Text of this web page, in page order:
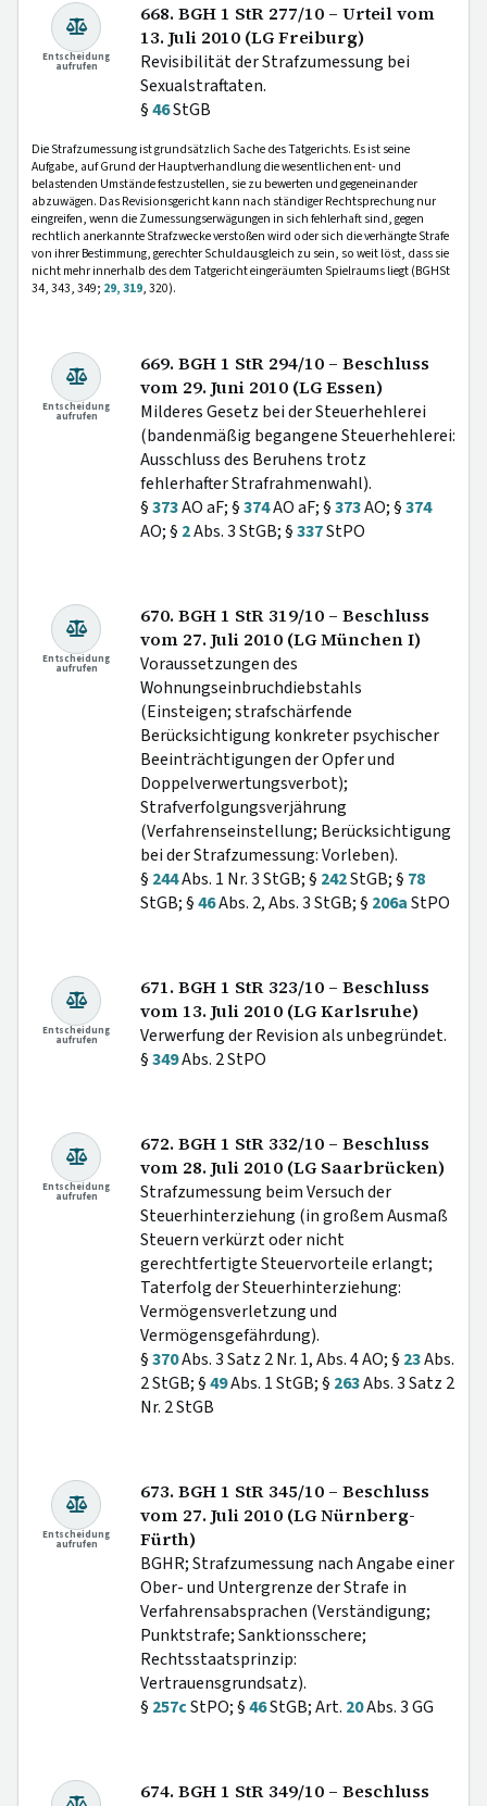
Entscheidung
aufrufen
668. BGH 1 StR 277/10 – Urteil vom
13. Juli 2010 (LG Freiburg)
Revisibilität der Strafzumessung bei
Sexualstraftaten.
§46StGB
Die Strafzumessung ist grundsätzlich Sache des Tatgerichts. Es ist seine
Aufgabe, auf Grund der Hauptverhandlung die wesentlichen ent- und
belastenden Umstände festzustellen, sie zu bewerten und gegeneinander
abzuwägen. Das Revisionsgericht kann nach ständiger Rechtsprechung nur
eingreifen, wenn die Zumessungserwägungen in sich fehlerhaft sind, gegen
rechtlich anerkannte Strafzwecke verstoßen wird oder sich die verhängte Strafe
von ihrer Bestimmung, gerechter Schuldausgleich zu sein, so weit löst, dass sie
nicht mehr innerhalb des dem Tatgericht eingeräumten Spielraums liegt (BGHSt
34, 343, 349; 29, 319, 320).
Entscheidung
aufrufen
669. BGH 1 StR 294/10 – Beschluss
vom 29. Juni 2010 (LG Essen)
Milderes Gesetz bei der Steuerhehlerei
(bandenmäßig begangene Steuerhehlerei:
Ausschluss des Beruhens trotz
fehlerhafter Strafrahmenwahl).
§373AO aF; §374AO aF; §373AO; §374
AO; § 2Abs. 3 StGB; §337StPO
Entscheidung
aufrufen
670. BGH 1 StR 319/10 – Beschluss
vom 27. Juli 2010 (LG München I)
Voraussetzungen des
Wohnungseinbruchdiebstahls
(Einsteigen; strafschärfende
Berücksichtigung konkreter psychischer
Beeinträchtigungen der Opfer und
Doppelverwertungsverbot);
Strafverfolgungsverjährung
(Verfahrenseinstellung; Berücksichtigung
bei der Strafzumessung: Vorleben).
§ 244Abs. 1 Nr. 3 StGB; § 242StGB; § 78
StGB; §46Abs. 2, Abs. 3 StGB; § 206aStPO
Entscheidung
aufrufen
671. BGH 1 StR 323/10 – Beschluss
vom 13. Juli 2010 (LG Karlsruhe)
Verwerfung der Revision als unbegründet.
§349Abs. 2 StPO
Entscheidung
aufrufen
672. BGH 1 StR 332/10 – Beschluss
vom 28. Juli 2010 (LG Saarbrücken)
Strafzumessung beim Versuch der
Steuerhinterziehung (in großem Ausmaß
Steuern verkürzt oder nicht
gerechtfertigte Steuervorteile erlangt;
Taterfolg der Steuerhinterziehung:
Vermögensverletzung und
Vermögensgefährdung).
§370Abs. 3 Satz 2 Nr. 1, Abs. 4 AO; § 23Abs.
2 StGB; §49Abs. 1 StGB; § 263Abs. 3 Satz 2
Nr. 2 StGB
Entscheidung
aufrufen
673. BGH 1 StR 345/10 – Beschluss
vom 27. Juli 2010 (LG Nürnberg-
Fürth)
BGHR; Strafzumessung nach Angabe einer
Ober- und Untergrenze der Strafe in
Verfahrensabsprachen (Verständigung;
Punktstrafe; Sanktionsschere;
Rechtsstaatsprinzip:
Vertrauensgrundsatz).
§ 257cStPO; §46StGB; Art. 20Abs. 3 GG
674. BGH 1 StR 349/10 – Beschluss